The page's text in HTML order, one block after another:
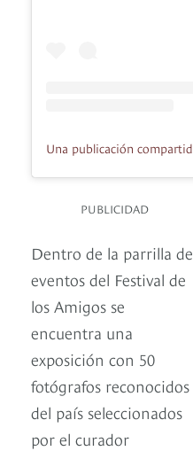
PUBLICIDAD
Dentro de la parrilla de
eventos del Festival de
los Amigos se
encuentra una
exposición con 50
fotógrafos reconocidos
del país seleccionados
por el curador